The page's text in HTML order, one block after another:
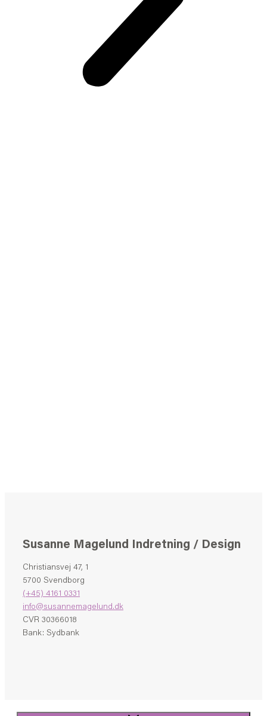
Susanne Magelund Indretning / Design
Christiansvej 47, 1
5700 Svendborg
(+45) 4161 0331
info@susannemagelund.dk
CVR 30366018
Bank: Sydbank